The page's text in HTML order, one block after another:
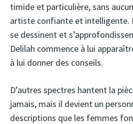
timide et particulière, sans
artiste confiante et intelligente.
se dessinent et
Delilah commence à lui
à lui donner des conseils.
D’autres spectres hantent la
jamais, mais il devient un
descriptions que les femmes